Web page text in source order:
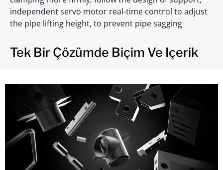
independent servo motor real-time control to adjust
the pipe lifting height, to prevent pipe sagging
Tek Bir Çözümde Biçim Ve Içerik